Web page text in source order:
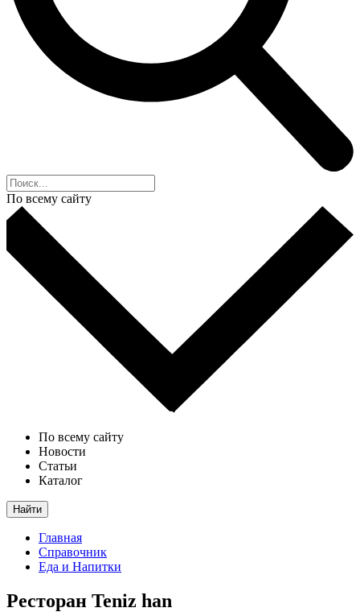
По всему сайту
По всему сайту
Новости
Статьи
Каталог
Найти
Главная
Справочник
Еда и Напитки
Ресторан Teniz han